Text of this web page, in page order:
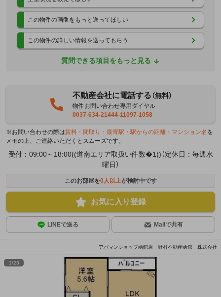
この物件の画像をもっと送ってほしい
この物件の詳しい情報を送ってもらう
質問できる項目をもっと見る
不動産会社に電話する（無料）
物件お問い合わせ専用ダイヤル
0037-634-21444-11097-1058
※お問い合わせの際は賃料・間取り・最寄駅・駅からの距離・マンション名 を
メモの上、ご連絡いただくとスムーズです。
受付：09:00～18:00((道南エリア取扱い件数�1))（定休日：毎週水
曜日）
このお部屋を0人以上が検討中です
お気に入り登録
LINEで送る Mailで共有
アパマンショップ函館店 野村不動産函館 株式会社
1/23